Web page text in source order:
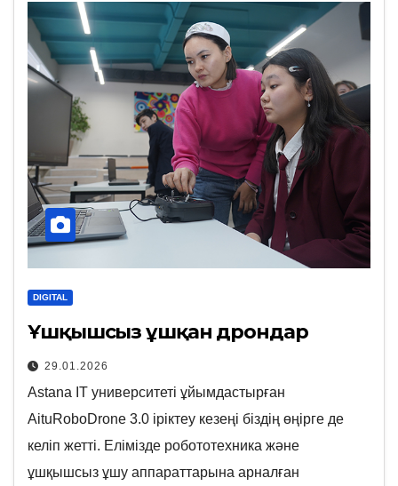
DIGITAL
Ұшқышсыз ұшқан дрондар
29.01.2026
Astana IT университеті ұйымдастырған
AituRoboDrone 3.0 іріктеу кезеңі біздің өңірге де
келіп жетті. Елімізде робототехника және
ұшқышсыз ұшу аппараттарына арналған